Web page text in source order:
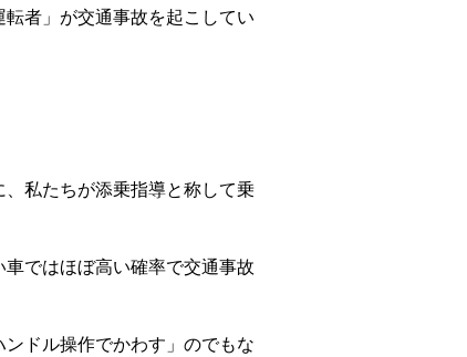
者」が交通事故を起こしてい
私たちが添乗指導と称して乗
ではほぼ高い確率で交通事故
ドル操作でかわす」のでもな